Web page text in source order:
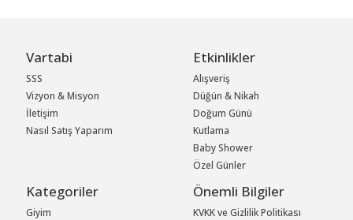
Vartabi
SSS
Vizyon & Misyon
İletişim
Nasıl Satış Yaparım
Etkinlikler
Alışveriş
Düğün & Nikah
Doğum Günü
Kutlama
Baby Shower
Özel Günler
Kategoriler
Giyim
Önemli Bilgiler
KVKK ve Gizlilik Politikası